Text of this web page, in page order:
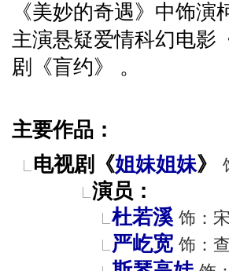
《美妙的奇遇》中饰
主演悬疑爱情科幻电影
剧《盲约》 。
主要作品：
电视剧《姐妹姐妹》
演员：
杜若溪 饰：
严屹宽 饰：